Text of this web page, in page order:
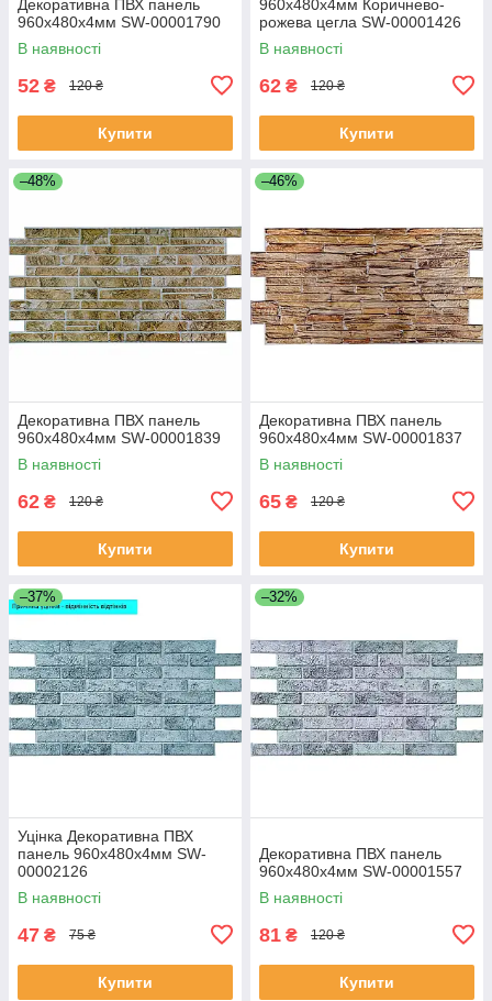
Декоративна ПВХ панель
960х480х4мм SW-00001790
В наявності
52 ₴ 120 ₴
Купити
960х480х4мм Коричнево-
рожева цегла SW-00001426
В наявності
62 ₴ 120 ₴
Купити
–48%
Декоративна ПВХ панель
960х480х4мм SW-00001839
В наявності
62 ₴ 120 ₴
Купити
–46%
Декоративна ПВХ панель
960х480х4мм SW-00001837
В наявності
65 ₴ 120 ₴
Купити
–37%
Уцінка Декоративна ПВХ
панель 960х480х4мм SW-
00002126
В наявності
47 ₴ 75 ₴
Купити
–32%
Декоративна ПВХ панель
960х480х4мм SW-00001557
В наявності
81 ₴ 120 ₴
Купити